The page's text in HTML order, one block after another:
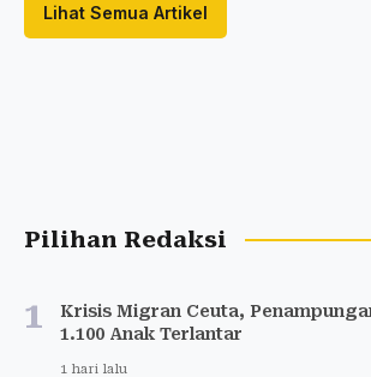
Lihat Semua Artikel
Pilihan Redaksi
1
Krisis Migran Ceuta,
1.100 Anak Terlantar
1 hari lalu